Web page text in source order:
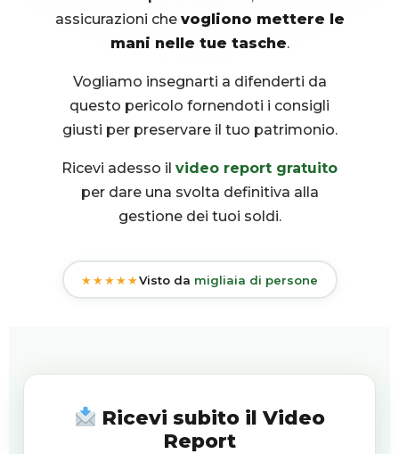
assicurazioni che vogliono mettere le
mani nelle tue tasche.
Vogliamo insegnarti a difenderti da
questo pericolo fornendoti i consigli
giusti per preservare il tuo patrimonio.
Ricevi adesso il video report gratuito
per dare una svolta definitiva alla
gestione dei tuoi soldi.
★★★★★Visto da migliaia di persone
Ricevi subito il Video
Report